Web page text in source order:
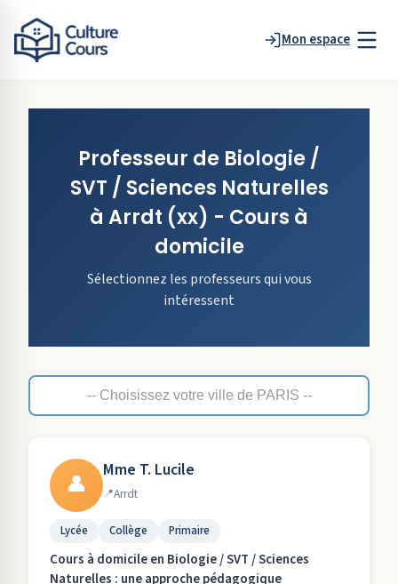
Mon espace
Professeur de Biologie /
SVT / Sciences Naturelles
à Arrdt (xx) - Cours à
domicile
Sélectionnez les professeurs qui vous
intéressent
👤 Mme T. Lucile
Arrdt
Lycée Collège Primaire
Cours à domicile en Biologie / SVT / Sciences
Naturelles : une approche pédagogique